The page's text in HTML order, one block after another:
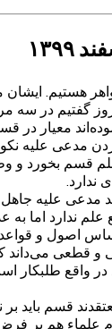
هستیم. ایشان
گفتیم در سه
معیار در
مدعی علیه
قسم بخورد و
ندارد.
مدعی علیه
ندارد اما به
اصول و قواعد
و قطعی می‌داند
واقع طلبکار
قسم باید بر
علماء هم بر